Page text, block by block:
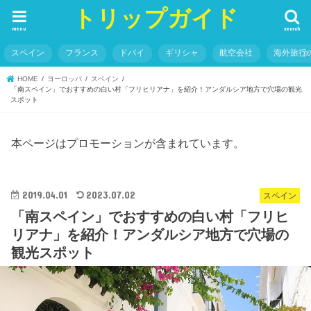
トリップガイド search
menu
スペイン フランス ドバイ ギリシャ 航空会社 海外旅行
HOME ヨーロッパ
スペイン
「南スペイン」でおすすめの白い村「フリヒリアナ」を紹介！アンダルシア地方で穴場の観光
スポット
本ページはプロモーションが含まれています。
スペイン
2019.04.01 2023.07.02
「南スペイン」でおすすめの白い村「フリヒ
リアナ」を紹介！アンダルシア地方で穴場の
観光スポット